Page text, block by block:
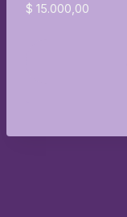
$ 15.000,00